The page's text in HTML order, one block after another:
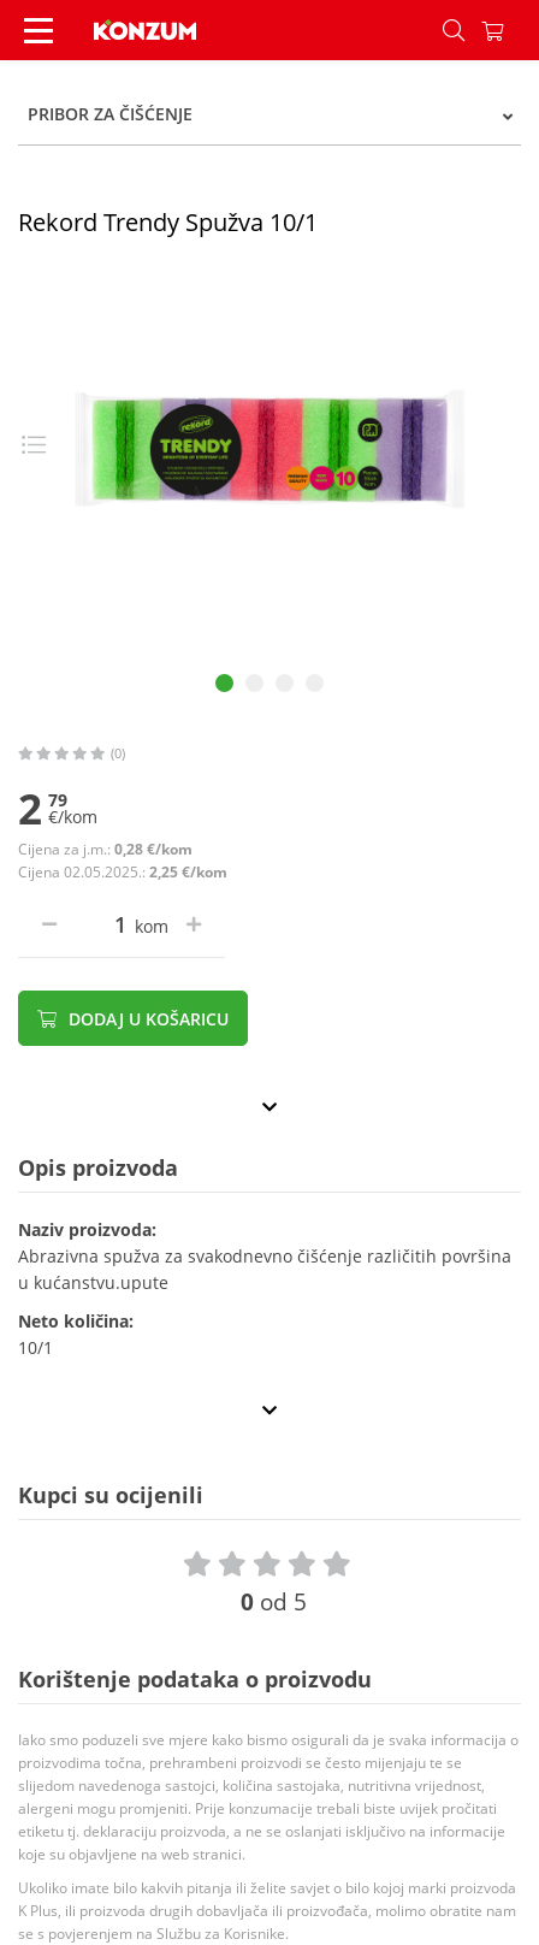
Rekord Trendy Spužva 10/1 - Konzum
PRIBOR ZA ČIŠĆENJE
Rekord Trendy Spužva 10/1
(0)
2 79
€/kom
Cijena za j.m.: 0,28 €/kom
Cijena 02.05.2025.: 2,25 €/kom
kom
DODAJ U KOŠARICU
Opis proizvoda
Naziv proizvoda:
Abrazivna spužva za svakodnevno čišćenje različitih površina
u kućanstvu.upute
Neto količina:
10/1
Kupci su ocijenili
0 od 5
Korištenje podataka o proizvodu
Iako smo poduzeli sve mjere kako bismo osigurali da je svaka informacija o
proizvodima točna, prehrambeni proizvodi se često mijenjaju te se
slijedom navedenoga sastojci, količina sastojaka, nutritivna vrijednost,
alergeni mogu promjeniti. Prije konzumacije trebali biste uvijek pročitati
etiketu tj. deklaraciju proizvoda, a ne se oslanjati isključivo na informacije
koje su objavljene na web stranici.
Ukoliko imate bilo kakvih pitanja ili želite savjet o bilo kojoj marki proizvoda
K Plus, ili proizvoda drugih dobavljača ili proizvođača, molimo obratite nam
se s povjerenjem na Službu za Korisnike.